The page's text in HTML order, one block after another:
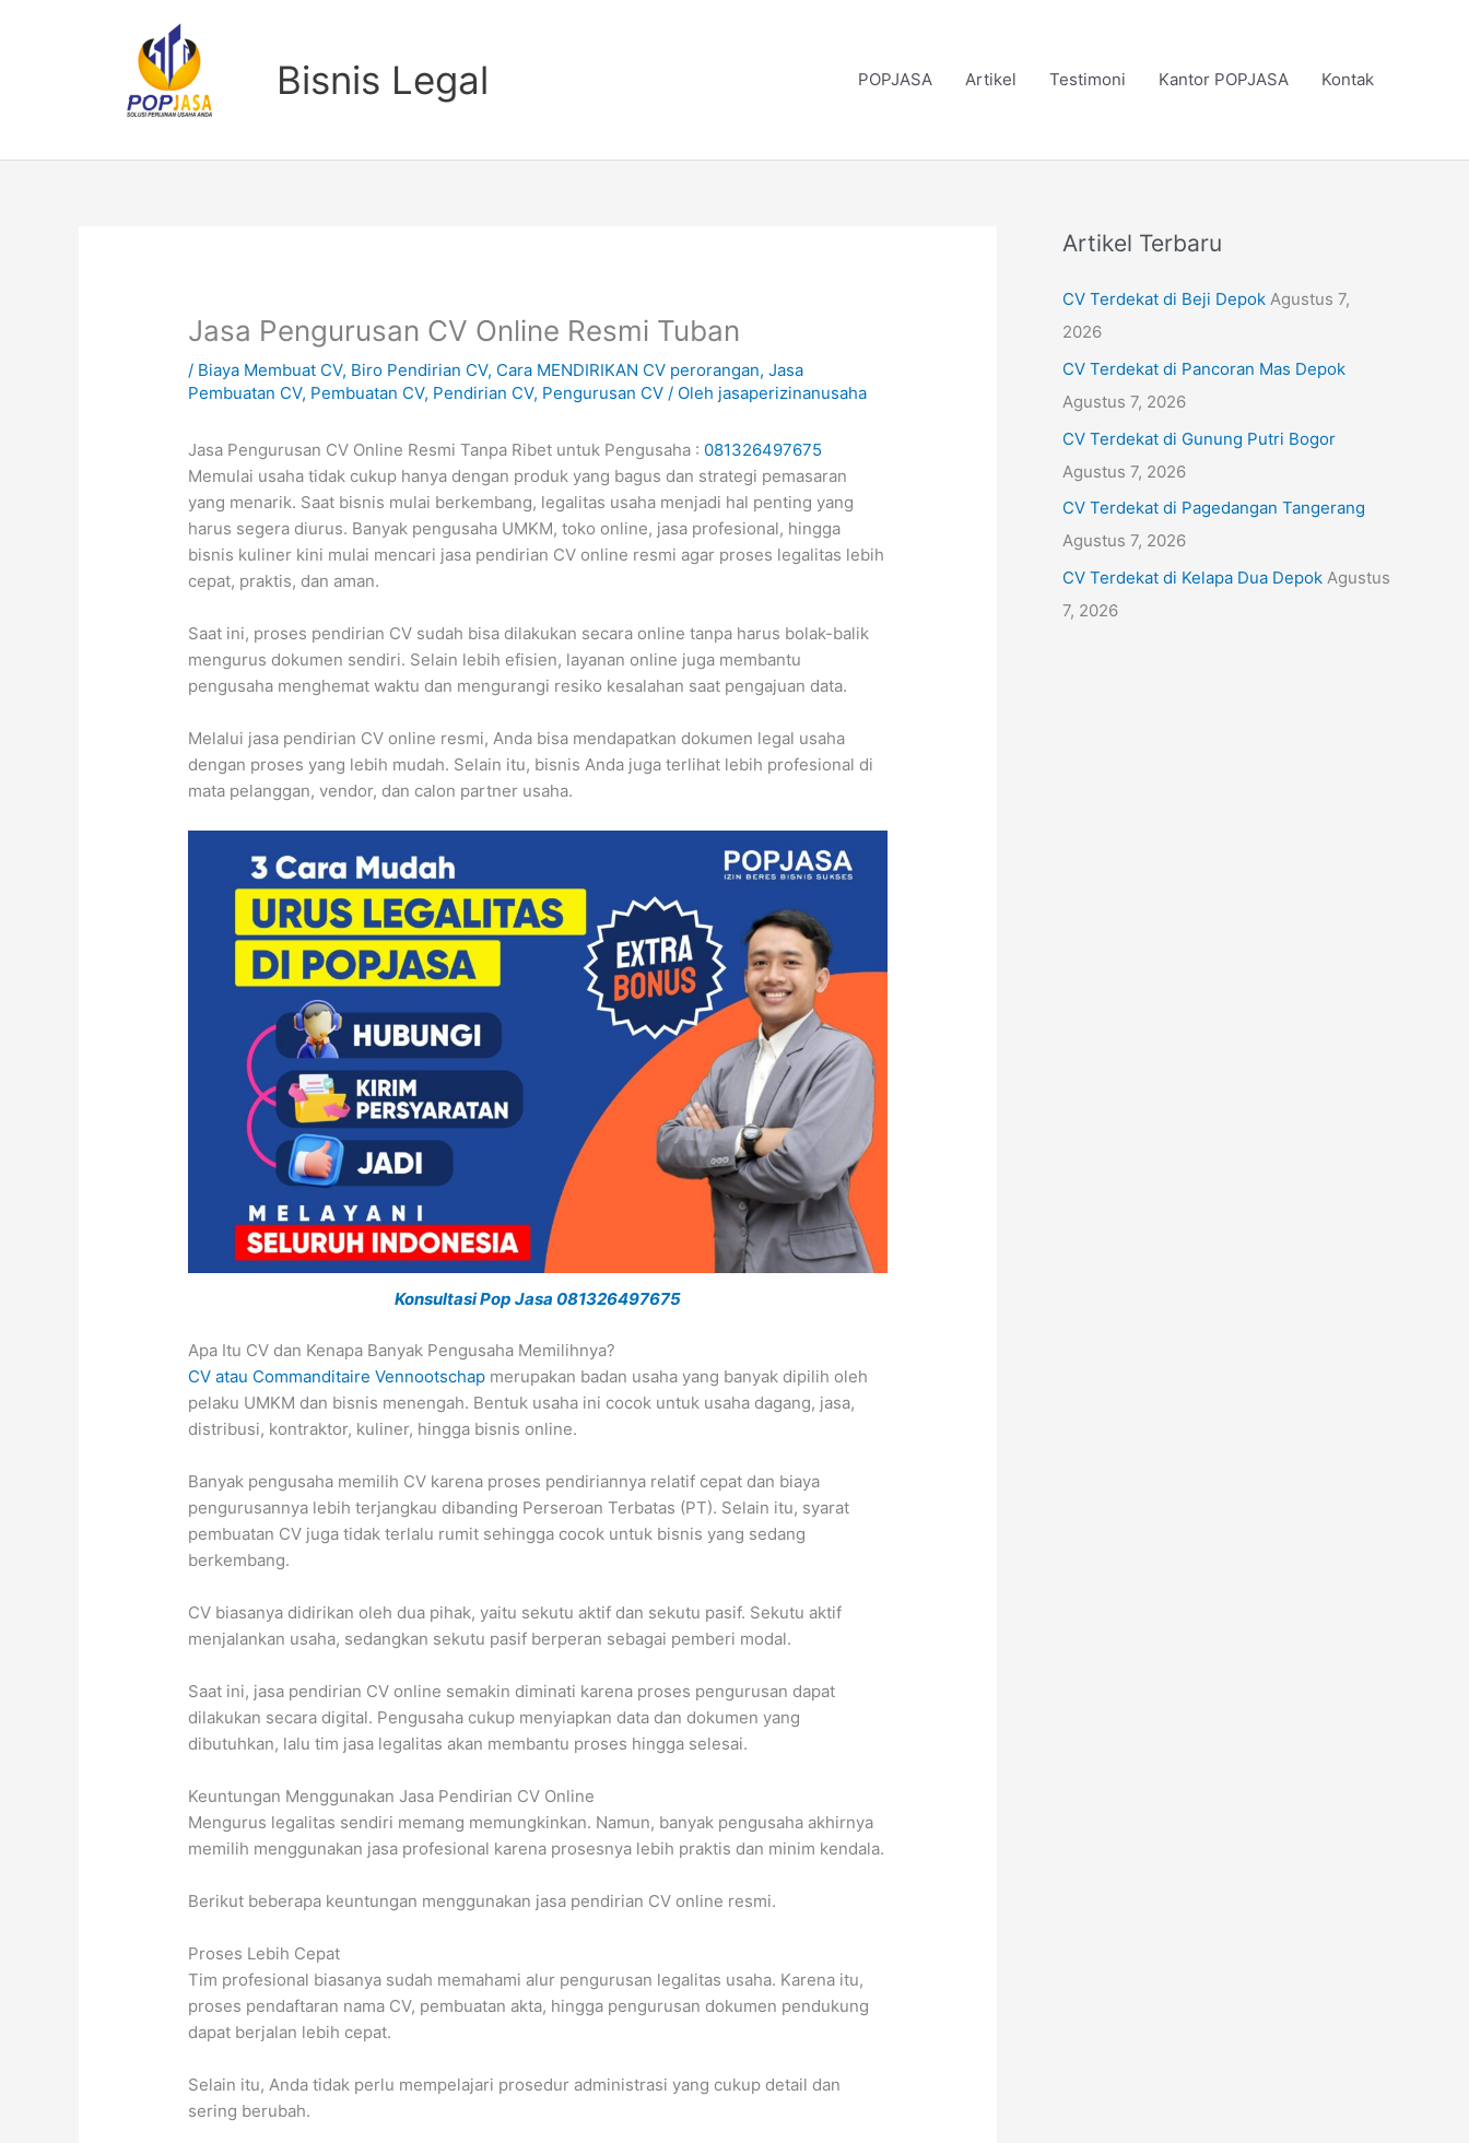
Bisnis Legal POPJASA Artikel Testimoni Kantor POPJASA Kontak
Jasa Pengurusan CV Online Resmi Tuban
/ Biaya Membuat CV, Biro Pendirian CV, Cara MENDIRIKAN CV perorangan,Jasa
Pembuatan CV, Pembuatan CV, Pendirian CV, Pengurusan CV / Oleh jasaperizinanusaha
Jasa Pengurusan CV Online Resmi Tanpa Ribet untuk Pengusaha : 081326497675
Memulai usaha tidak cukup hanya dengan produk yang bagus dan strategi pemasaran
yang menarik. Saat bisnis mulai berkembang, legalitas usaha menjadi hal penting yang
harus segera diurus. Banyak pengusaha UMKM, toko online, jasa profesional, hingga
bisnis kuliner kini mulai mencari jasa pendirian CV online resmi agar proses legalitas lebih
cepat, praktis, dan aman.
Saat ini, proses pendirian CV sudah bisa dilakukan secara online tanpa harus bolak-balik
mengurus dokumen sendiri. Selain lebih efisien, layanan online juga membantu
pengusaha menghemat waktu dan mengurangi resiko kesalahan saat pengajuan data.
Melalui jasa pendirian CV online resmi, Anda bisa mendapatkan dokumen legal usaha
dengan proses yang lebih mudah. Selain itu, bisnis Anda juga terlihat lebih profesional di
mata pelanggan, vendor, dan calon partner usaha.
Konsultasi Pop Jasa 081326497675
Apa Itu CV dan Kenapa Banyak Pengusaha Memilihnya?
CV atau Commanditaire Vennootschap merupakan badan usaha yang banyak dipilih oleh
pelaku UMKM dan bisnis menengah. Bentuk usaha ini cocok untuk usaha dagang, jasa,
distribusi, kontraktor, kuliner, hingga bisnis online.
Banyak pengusaha memilih CV karena proses pendiriannya relatif cepat dan biaya
pengurusannya lebih terjangkau dibanding Perseroan Terbatas (PT). Selain itu, syarat
pembuatan CV juga tidak terlalu rumit sehingga cocok untuk bisnis yang sedang
berkembang.
CV biasanya didirikan oleh dua pihak, yaitu sekutu aktif dan sekutu pasif. Sekutu aktif
menjalankan usaha, sedangkan sekutu pasif berperan sebagai pemberi modal.
Saat ini, jasa pendirian CV online semakin diminati karena proses pengurusan dapat
dilakukan secara digital. Pengusaha cukup menyiapkan data dan dokumen yang
dibutuhkan, lalu tim jasa legalitas akan membantu proses hingga selesai.
Keuntungan Menggunakan Jasa Pendirian CV Online
Mengurus legalitas sendiri memang memungkinkan. Namun, banyak pengusaha akhirnya
memilih menggunakan jasa profesional karena prosesnya lebih praktis dan minim kendala.
Berikut beberapa keuntungan menggunakan jasa pendirian CV online resmi.
Proses Lebih Cepat
Tim profesional biasanya sudah memahami alur pengurusan legalitas usaha. Karena itu,
proses pendaftaran nama CV, pembuatan akta, hingga pengurusan dokumen pendukung
dapat berjalan lebih cepat.
Selain itu, Anda tidak perlu mempelajari prosedur administrasi yang cukup detail dan
sering berubah.
Artikel Terbaru
CV Terdekat di Beji Depok Agustus 7,
2026
CV Terdekat di Pancoran Mas Depok
Agustus 7, 2026
CV Terdekat di Gunung Putri Bogor
Agustus 7, 2026
CV Terdekat di Pagedangan Tangerang
Agustus 7, 2026
CV Terdekat di Kelapa Dua Depok Agustus
7, 2026